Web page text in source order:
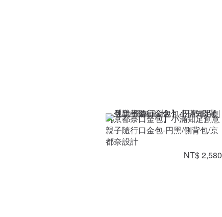
【京都奈口金包】小滿知足創意
親子隨行口金包-円黑/側背包/京
都奈設計
NT$ 2,580